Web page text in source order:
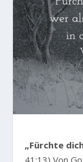
„Fürchte